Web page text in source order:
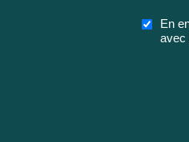
En
avec